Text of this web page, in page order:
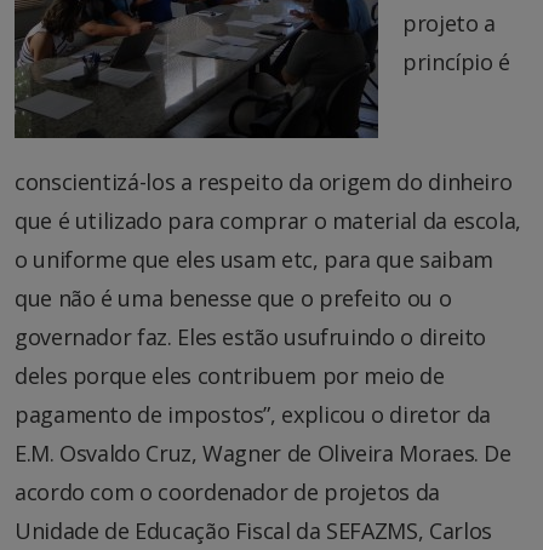
projeto a
princípio é
conscientizá-los a respeito da origem do dinheiro
que é utilizado para comprar o material da escola,
o uniforme que eles usam etc, para que saibam
que não é uma benesse que o prefeito ou o
governador faz. Eles estão usufruindo o direito
deles porque eles contribuem por meio de
pagamento de impostos”, explicou o diretor da
E.M. Osvaldo Cruz, Wagner de Oliveira Moraes. De
acordo com o coordenador de projetos da
Unidade de Educação Fiscal da SEFAZMS, Carlos